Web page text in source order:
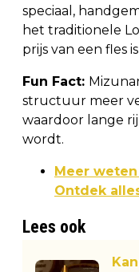
speciaal,
het traditionele
prijs van een fles
Fun Fact:
structuur meer
waardoor lange
wordt.
Meer
Ontdek
Lees ook